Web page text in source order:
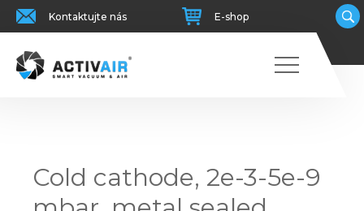
Kontaktujte nás E-shop
Cold cathode, 2e-3-5e-9